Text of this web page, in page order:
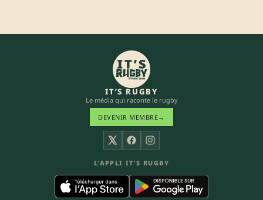
IT’S RUGBY
Le média qui raconte le rugby
DEVENIR MEMBRE→
X FacebookInstagram
L’APPLI IT’S RUGBY